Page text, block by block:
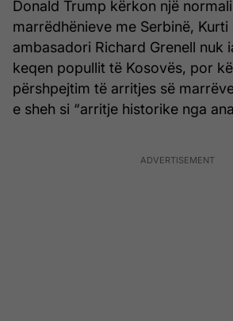
Donald Trump kërkon një
marrëdhënieve me Serbinë, Kurti
ambasadori Richard Grenell nuk
keqen popullit të Kosovës, por
përshpejtim të arritjes së
e sheh si “arritje historike nga